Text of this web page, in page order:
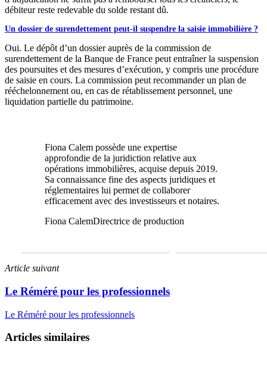
débiteur reste redevable du solde restant dû.
Un dossier de surendettement peut-il suspendre la saisie immobilière ?
Oui. Le dépôt d’un dossier auprès de la commission de
surendettement de la Banque de France peut entraîner la suspension
des poursuites et des mesures d’exécution, y compris une procédure
de saisie en cours. La commission peut recommander un plan de
rééchelonnement ou, en cas de rétablissement personnel, une
liquidation partielle du patrimoine.
Fiona Calem possède une expertise
approfondie de la juridiction relative aux
opérations immobilières, acquise depuis 2019.
Sa connaissance fine des aspects juridiques et
réglementaires lui permet de collaborer
efficacement avec des investisseurs et notaires.
Fiona CalemDirectrice de production
Article suivant
Le Réméré pour les professionnels
Le Réméré pour les professionnels
Articles similaires